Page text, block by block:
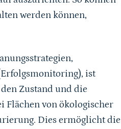
werden können,
ist
Zustand und die
Flächen von ökologischer
Dies ermöglicht die